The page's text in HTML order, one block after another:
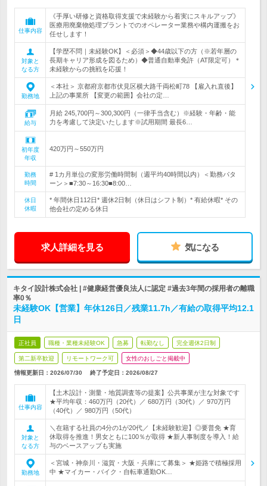
仕事内容
《手厚い研修と資格取得支援で未経験から着実にスキルアップ》
医療用廃棄物処理プラントでのオペレーター業務や構内運搬をお
任せします！
対象と
なる方
【学歴不問｜未経験OK】＜必須＞◆44歳以下の方（※若年層の
長期キャリア形成を図るため）◆普通自動車免許（AT限定可）＊
未経験からの挑戦を応援！
勤務地
＜本社＞ 京都府京都市伏見区横大路千両松町78 【雇入れ直後】
上記の事業所 【変更の範囲】会社の定…
給与
月給 245,700円～300,300円（一律手当含む）※経験・年齢・能
力を考慮して決定いたします※試用期間 最長6…
初年度
年収
420万円～550万円
勤務
時間
# 1カ月単位の変形労働時間制（週平均40時間以内）＜勤務パタ
ーン＞■7:30～16:30■8:00…
休日
休暇
* 年間休日112日* 週休2日制（休日はシフト制）* 有給休暇* その
他会社の定める休日
求人詳細を見る 気になる
キタイ設計株式会社 | #健康経営優良法人に認定 #過去3年間の採用者の離職
率0％
未経験OK【営業】年休126日／残業11.7h／有給の取得平均12.1
日
正社員 職種・業種未経験OK 急募 転勤なし 完全週休2日制
第二新卒歓迎 リモートワーク可 女性のおしごと掲載中
情報更新日：2026/07/30 終了予定日： 2026/08/27
仕事内容
【土木設計・測量・地質調査等の提案】公共事業が主な対象です
★平均年収：460万円（20代）／ 680万円（30代）／ 970万円
（40代）／ 980万円（50代）
対象と
なる方
＼在籍する社員の4分の1が20代／【未経験歓迎】◎要普免 ★育
休取得を推進！男女ともに100％が取得 ★新人事制度を導入！給
与のベースアップも実施
勤務地
＜宮城・神奈川・滋賀・大阪・兵庫にて募集＞ ★姫路で積極採用
中 ★マイカー・バイク・自転車通勤OK…